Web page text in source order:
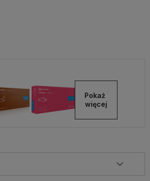
Pokaż
więcej